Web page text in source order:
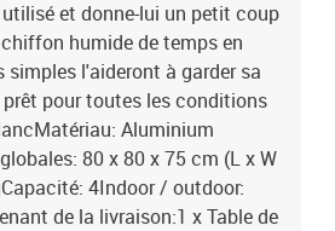
et donne-lui un petit coup
humide de temps en
simples l'aideront à garder sa
pour toutes les conditions
Aluminium
80 x 80 x 75 cm (L x W
4Indoor / outdoor:
de la livraison:1 x Table de